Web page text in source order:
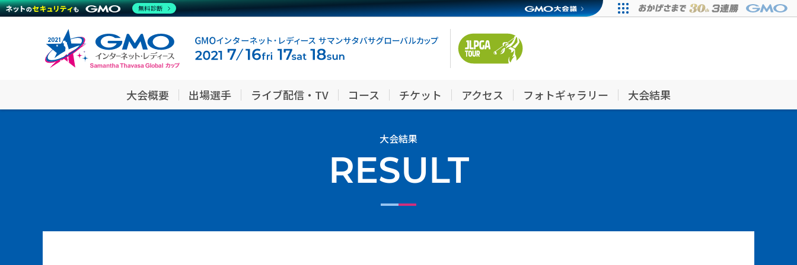
大会概要 出場選手 ライブ配信・TV コース チケット アクセス フォトギャラリー 大会結果
大会結果
RESULT
無料診断